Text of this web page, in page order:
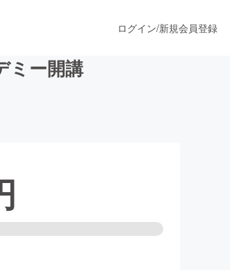
ファッション
ログイン/新規会員登録
ミー開講